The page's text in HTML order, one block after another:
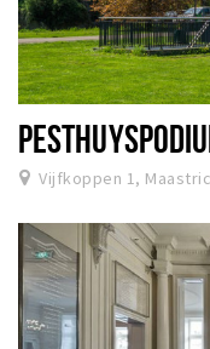
Vijfkoppen 1,